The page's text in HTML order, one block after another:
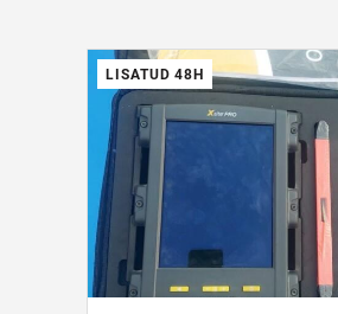
LISATUD 48H